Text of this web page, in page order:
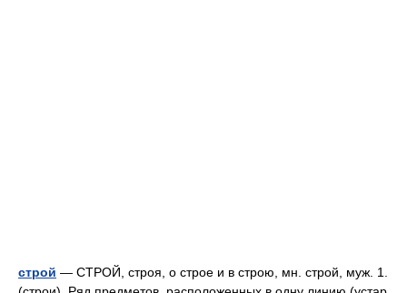
строй — СТРОЙ, строя, о строе и в строю, мн. строй, муж. 1.